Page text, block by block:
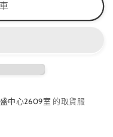
中心2609室 的取貨服